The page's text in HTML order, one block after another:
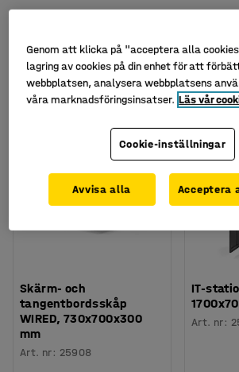
Filtrera
2 produkter
Skärm- och
tangentbordsskåp
WIRED, 730x700x300
mm
Art. nr: 25908
IT-
Art. nr:
Genom att klicka på "acceptera alla
lagring av cookies på din enhet för att
webbplatsen, analysera webbplatsens
våra marknadsföringsinsatser. Läs vår
Cookie-inställningar
Avvisa alla Acceptera